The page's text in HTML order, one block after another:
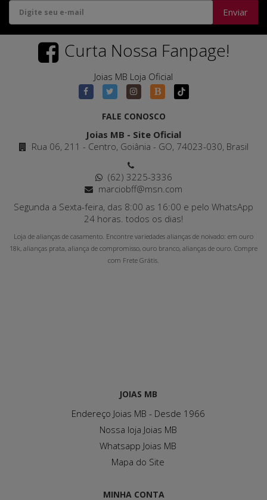
Enviar
Curta Nossa Fanpage!
Joias MB Loja Oficial
JOIAS MB
Endereço Joias MB - Desde 1966
Nossa loja Joias MB
Whatsapp Joias MB
Mapa do Site
MINHA CONTA
FALE CONOSCO
Joias MB - Site Oficial
Rua 06, 211 - Centro, Goiânia - GO, 74023-030, Brasil
(62) 3225-3336
marciobff@msn.com
Segunda a Sexta-feira, das 8:00 as 16:00 e pelo WhatsApp
24 horas. todos os dias!
Loja de alianças de casamento. Encontre variedades alianças de noivado: em ouro
18k, alianças prata, aliança de compromisso, ouro branco, alianças de ouro. Compre
com Frete Grátis.